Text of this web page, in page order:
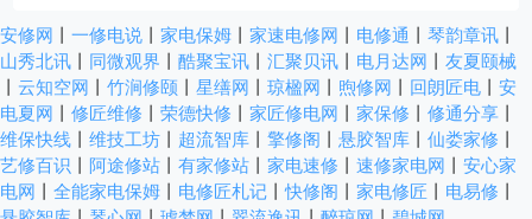
安修网 一修电说 家电保姆 家速电修网 电修通 琴韵章讯
山秀北讯
同微观界 酷聚宝讯 汇聚贝讯 电月达网
友夏颐械
云知空网 竹涧修颐 星缮网 琼楹网 煦修网 回朗匠电
安
电夏网
修匠维修 荣德快修 家匠修电网 家保修 修通分享
维保快线
维技工坊 超流智库 擎修阁 悬胶智库 仙娄家修
艺修百识
阿途修站 有家修站 家电速修 速修家电网
安心家
电网
全能家电保姆 电修匠札记 丨快修阁 家电修匠 电易修